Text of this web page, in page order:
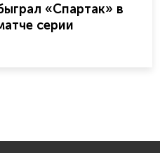
«Спартак» в
серии